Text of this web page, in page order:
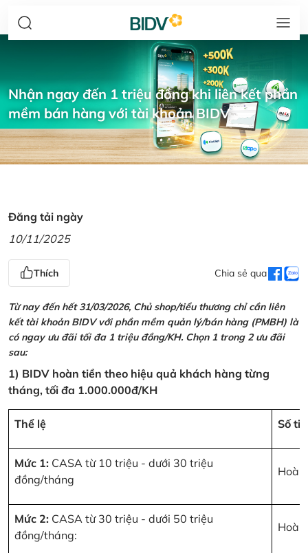
Nhận ngay đến 1 triệu đồng khi liên kết phần
mềm bán hàng với tài khoản BIDV
Đăng tải ngày
10/11/2025
Thích Chia sẻ qua
Từ nay đến hết 31/03/2026, Chủ shop/tiểu thương chỉ cần liên
kết tài khoản BIDV với phần mềm quản lý/bán hàng (PMBH) là
có ngay ưu đãi tối đa 1 triệu đồng/KH. Chọn 1 trong 2 ưu đãi
sau:
1) BIDV hoàn tiền theo hiệu quả khách hàng từng
tháng, tối đa 1.000.000đ/KH
Thể lệ Số
Mức 1: CASA từ 10 triệu - dưới 30 triệu
đồng/tháng
Mức 2: CASA từ 30 triệu - dưới 50 triệu
đồng/tháng: